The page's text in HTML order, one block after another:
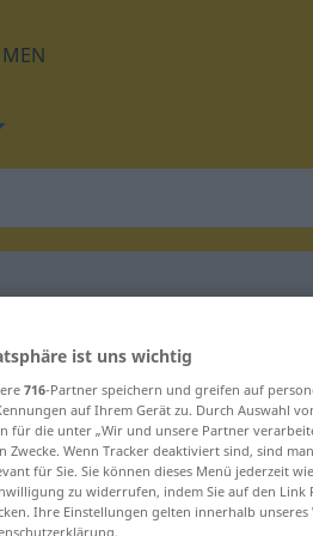
"Backtrog"
ist uns wichtig
716-Partner speichern und greifen auf
auf Ihrem Gerät zu. Durch Auswahl
für die unter „Wir und unsere Partner
Zwecke. Wenn Tracker deaktiviert sind, sind
für Sie. Sie können dieses Menü jederzeit
zu widerrufen, indem Sie auf den
Ihre Einstellungen gelten innerhalb